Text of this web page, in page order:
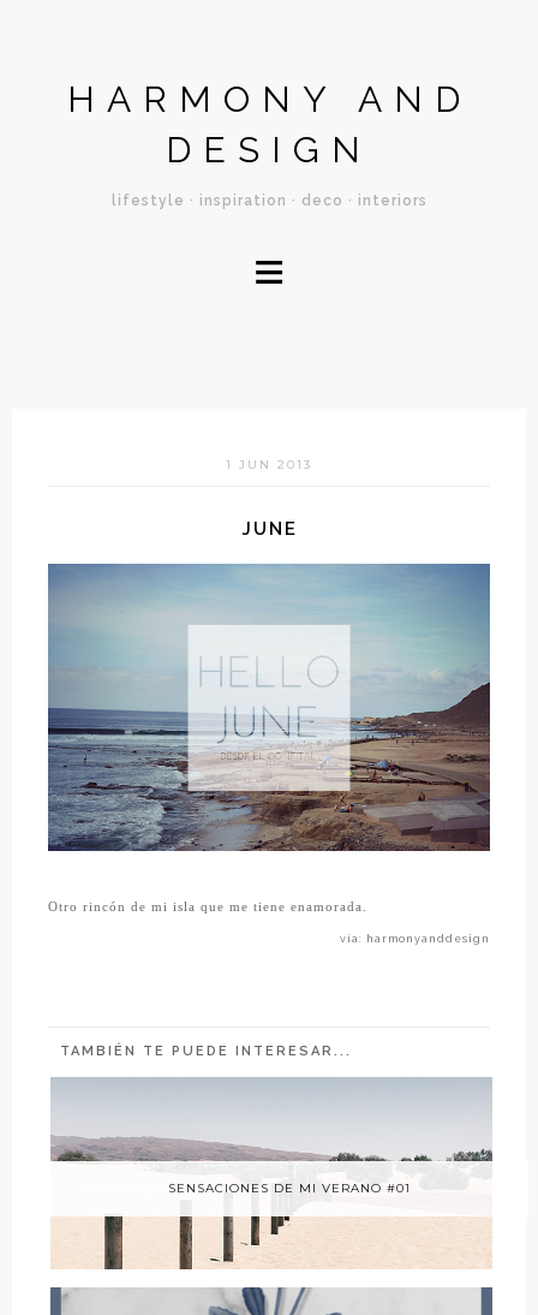
HARMONY AND
DESIGN
lifestyle · inspiration · deco · interiors
≡
1 JUN 2013
JUNE
Otro rincón de mi isla que me tiene enamorada.
vía: harmonyanddesign
TAMBIÉN TE PUEDE INTERESAR...
SENSACIONES DE MI VERANO #01